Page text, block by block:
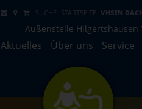
SUCHE STARTSEITE VHSEN
Außenstelle
Aktuelles Über uns Service